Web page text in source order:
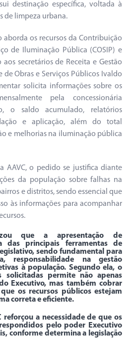
destinação específica, voltada à
de limpeza urbana.
aborda os recursos da Contribuição
de Iluminação Pública (COSIP) e
secretários de Receita e Gestão
de Obras e Serviços Públicos Ivaldo
solicita informações sobre os
pela concessionária
o saldo acumulado, relatórios
e aplicação, além do total
e melhorias na iluminação pública
AAVC, o pedido se justifica diante
da população sobre falhas na
e distritos, sendo essencial que
às informações para acompanhar
que a apresentação de
das principais ferramentas de
sendo fundamental para
responsabilidade na gestão
à população. Segundo ela, o
solicitadas permite não apenas
Executivo, mas também cobrar
os recursos públicos estejam
correta e eficiente.
reforçou a necessidade de que os
pelo poder Executivo
conforme determina a legislação